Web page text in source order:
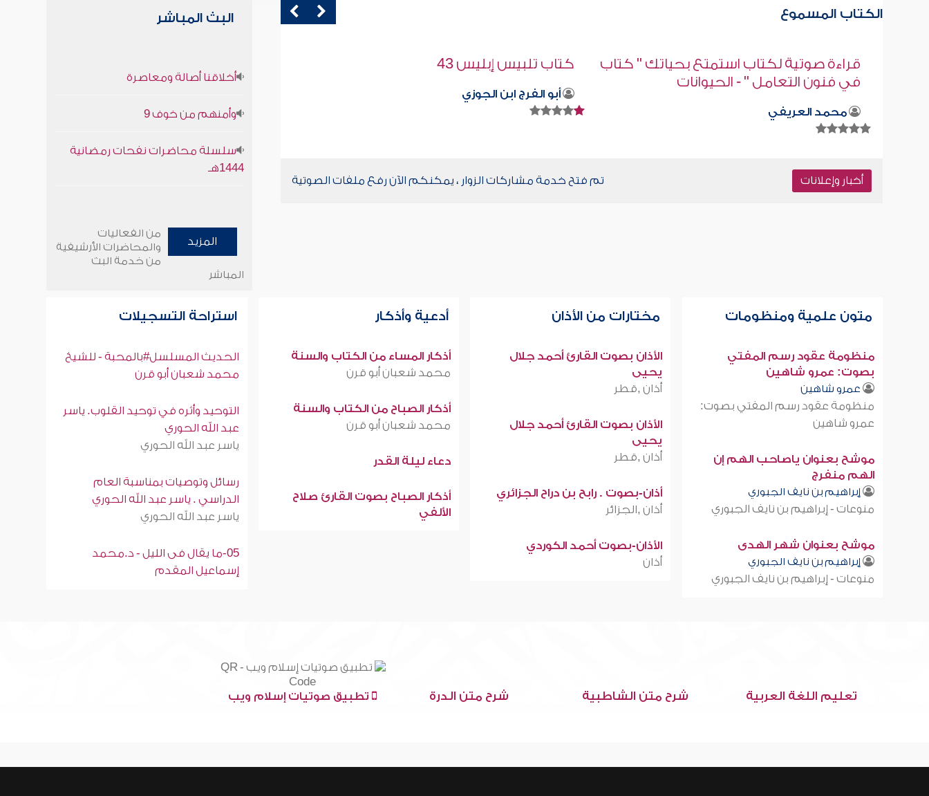
الكتاب المسموع
كتاب تلبيس إبليس 43
أبو الفرج ابن الجوزي
قراءة صوتية لكتاب استمتع بحياتك " كتاب
محمد العريفي
أخبار وإعلانات تم فتح خدمة مشاركات الزوار ، يمكنكم الآن رفع ملفات الصوتية
البث المباشر
أخلاقنا أصالة ومعاصرة
وأمنهم من خوف 9
سلسلة محاضرات نفحات رمضانية
1444هـ
المزيد
من الفعاليات
والمحاضرات الأرشيفية
من خدمة البث
المباشر
متون علمية ومنظومات
منظومة عقود رسم المفتي
بصوت: عمرو شاهين
عمرو شاهين
منظومة عقود رسم المفتي بصوت:
عمرو شاهين
موشح بعنوان ياصاحب الهم إن
الهم منفرج
إبراهيم بن نايف الجبوري
منوعات - إبراهيم بن نايف الجبوري
موشح بعنوان شهر الهدى
إبراهيم بن نايف الجبوري
منوعات - إبراهيم بن نايف الجبوري
مختارات من الأذان
الأذان بصوت القارئ أحمد جلال
يحيى
أذان ,قطر
الأذان بصوت القارئ أحمد جلال
يحيى
أذان ,قطر
أذان-بصوت . رابح بن دراح الجزائري
أذان ,الجزائر
الأذان-بصوت أحمد الكوردي
أذان
أدعية وأذكار
أذكار المساء من الكتاب والسنة
محمد شعبان أبو قرن
أذكار الصباح من الكتاب والسنة
محمد شعبان أبو قرن
دعاء ليلة القدر
أذكار الصباح بصوت القارئ صلاح
الألفي
استراحة التسجيلات
الحديث المسلسل#بالمحبة - للشيخ
محمد شعبان أبو قرن
التوحيد وأثره في توحيد القلوب. ياسر
عبد الله الحوري
ياسر عبد الله الحوري
رسائل وتوصيات بمناسبة العام
الدراسي . ياسر عبد الله الحوري
ياسر عبد الله الحوري
05-ما يقال فى الليل - د.محمد
إسماعيل المقدم
تعليم اللغة العربية شرح متن الشاطبية شرح متن الدرة تطبيق صوتيات إسلام ويب